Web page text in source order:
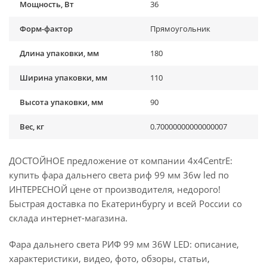
Мощность, Вт 36
Форм-фактор Прямоугольник
Длина упаковки, мм 180
Ширина упаковки, мм 110
Высота упаковки, мм 90
Вес, кг 0.70000000000000007
ДОСТОЙНОЕ предложение от компании 4x4CentrE:
купить фара дальнего света риф 99 мм 36w led по
ИНТЕРЕСНОЙ цене от производителя, недорого!
Быстрая доставка по Екатеринбургу и всей России со
склада интернет-магазина.
Фара дальнего света РИФ 99 мм 36W LED: описание,
характеристики, видео, фото, обзоры, статьи,